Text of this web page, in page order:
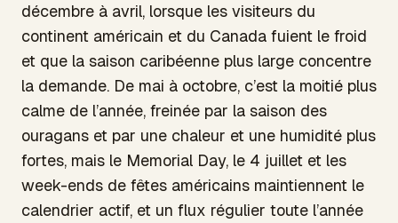
décembre à avril, lorsque les visiteurs du
continent américain et du Canada fuient le froid
et que la saison caribéenne plus large concentre
la demande. De mai à octobre, c’est la moitié plus
calme de l’année, freinée par la saison des
ouragans et par une chaleur et une humidité plus
fortes, mais le Memorial Day, le 4 juillet et les
week-ends de fêtes américains maintiennent le
calendrier actif, et un flux régulier toute l’année